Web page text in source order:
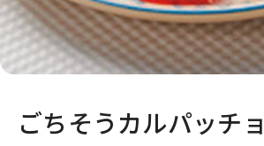
ごちそうカルパッチョ